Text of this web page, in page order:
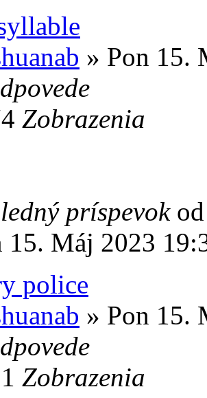
» Pon 15.
Zobrazenia
príspevok
15. Máj 2023
police
» Pon 15.
Zobrazenia